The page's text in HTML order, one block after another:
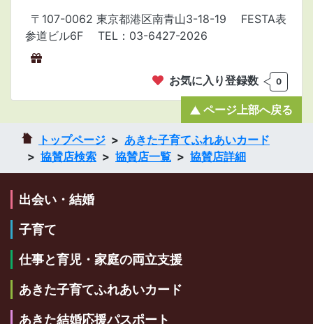
〒107-0062 東京都港区南青山3-18-19 FESTA表
参道ビル6F
TEL：03-6427-2026
お気に入り登録数 0
トップページ
あきた子育てふれあいカード
協賛店検索
協賛店一覧 協賛店詳細
ページ上部へ戻る
出会い・結婚
子育て
仕事と育児・家庭の両立支援
あきた子育てふれあいカード
あきた結婚応援パスポート